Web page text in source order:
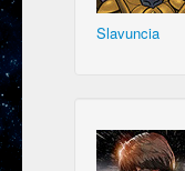
Slavuncia